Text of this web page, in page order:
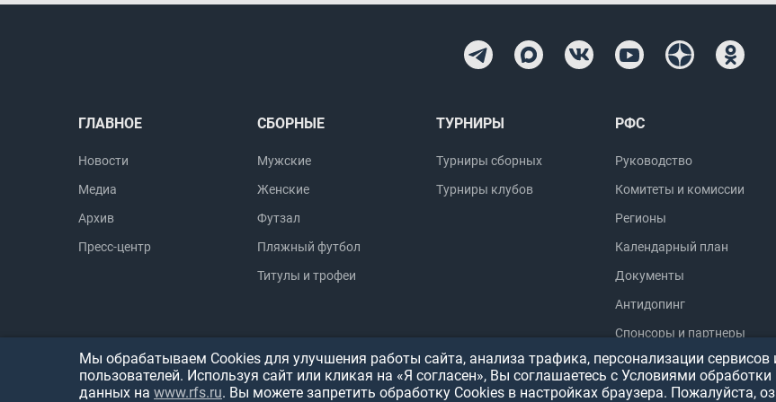
ГЛАВНОЕ
Новости
Медиа
Архив
Пресс-центр
СБОРНЫЕ
Мужские
Женские
Футзал
Пляжный футбол
Титулы и трофеи
ТУРНИРЫ
Турниры сборных
Турниры клубов
РФС
Руководство
Комитеты и комиссии
Регионы
Календарный план
Документы
Антидопинг
Спонсоры и партнеры
Мы обрабатываем Cookies для улучшения работы сайта, анализа трафика, персонализации сервисов
пользователей. Используя сайт или кликая на «Я согласен», Вы соглашаетесь с Условиями
данных на www.rfs.ru. Вы можете запретить обработку Cookies в настройках браузера. Пожалуйста,